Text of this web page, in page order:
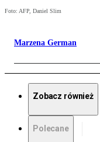
Foto: AFP, Daniel Slim
Marzena German
Zobacz również
Polecane